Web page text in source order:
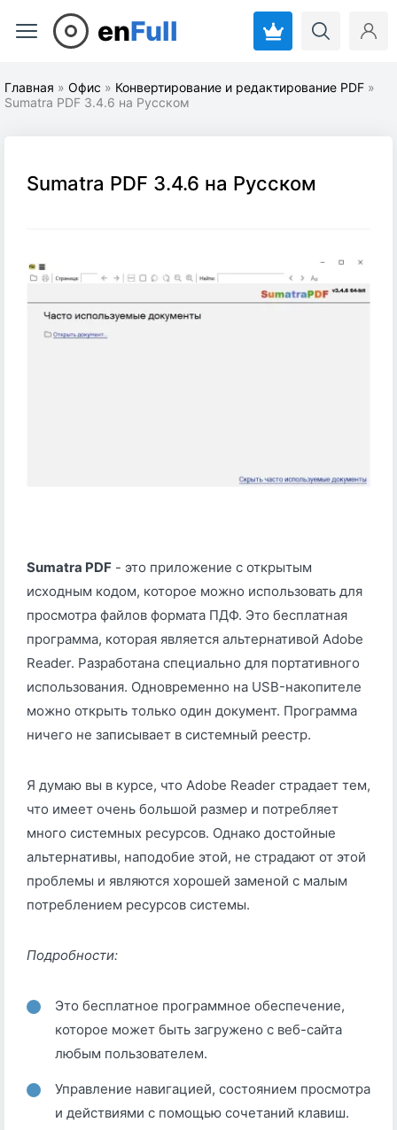
enFull
Главная » Офис » Конвертирование и редактирование PDF »
Sumatra PDF 3.4.6 на Русском
Sumatra PDF 3.4.6 на Русском
Sumatra PDF - это приложение с открытым
исходным кодом, которое можно использовать для
просмотра файлов формата ПДФ. Это бесплатная
программа, которая является альтернативой Adobe
Reader. Разработана специально для портативного
использования. Одновременно на USB-накопителе
можно открыть только один документ. Программа
ничего не записывает в системный реестр.
Я думаю вы в курсе, что Adobe Reader страдает тем,
что имеет очень большой размер и потребляет
много системных ресурсов. Однако достойные
альтернативы, наподобие этой, не страдают от этой
проблемы и являются хорошей заменой с малым
потреблением ресурсов системы.
Подробности:
Это бесплатное программное обеспечение,
которое может быть загружено с веб-сайта
любым пользователем.
Управление навигацией, состоянием просмотра
и действиями с помощью сочетаний клавиш.